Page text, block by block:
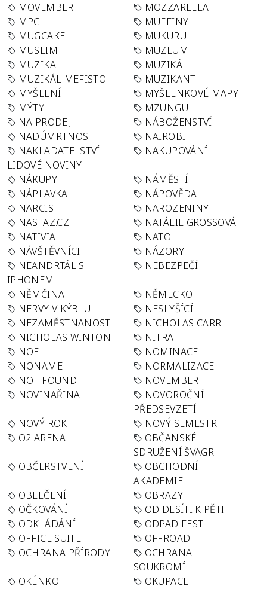
MOVEMBER
MOZZARELLA
MPC
MUFFINY
MUGCAKE
MUKURU
MUSLIM
MUZEUM
MUZIKA
MUZIKÁL
MUZIKÁL MEFISTO
MUZIKANT
MYŠLENÍ
MYŠLENKOVÉ MAPY
MÝTY
MZUNGU
NA PRODEJ
NÁBOŽENSTVÍ
NADÚMRTNOST
NAIROBI
NAKLADATELSTVÍ
LIDOVÉ NOVINY
NAKUPOVÁNÍ
NÁKUPY
NÁMĚSTÍ
NÁPLAVKA
NÁPOVĚDA
NARCIS
NAROZENINY
NASTAZ.CZ
NATÁLIE GROSSOVÁ
NATIVIA
NATO
NÁVŠTĚVNÍCI
NÁZORY
NEANDRTÁL S
IPHONEM
NEBEZPEČÍ
NĚMČINA
NĚMECKO
NERVY V KÝBLU
NESLYŠÍCÍ
NEZAMĚSTNANOST
NICHOLAS CARR
NICHOLAS WINTON
NITRA
NOE
NOMINACE
NONAME
NORMALIZACE
NOT FOUND
NOVEMBER
NOVINAŘINA
NOVOROČNÍ
PŘEDSEVZETÍ
NOVÝ ROK
NOVÝ SEMESTR
O2 ARENA
OBČANSKÉ
SDRUŽENÍ ŠVAGR
OBČERSTVENÍ
OBCHODNÍ
AKADEMIE
OBLEČENÍ
OBRAZY
OČKOVÁNÍ
OD DESÍTI K PĚTI
ODKLÁDÁNÍ
ODPAD FEST
OFFICE SUITE
OFFROAD
OCHRANA PŘÍRODY
OCHRANA
SOUKROMÍ
OKÉNKO
OKUPACE